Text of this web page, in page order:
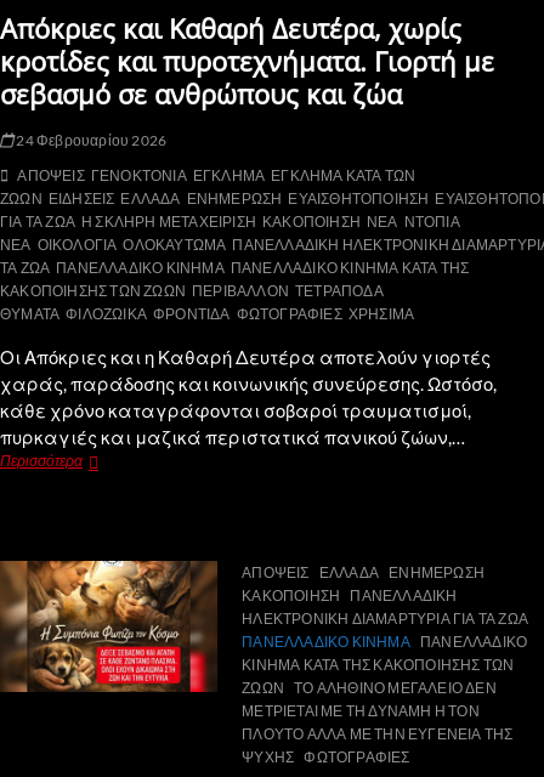
Απόκριες και Καθαρή Δευτέρα, χωρίς
κροτίδες και πυροτεχνήματα. Γιορτή με
σεβασμό σε ανθρώπους και ζώα
24 Φεβρουαρίου 2026
ΑΠΟΨΕΙΣ ΓΕΝΟΚΤΟΝΙΑ ΕΓΚΛΗΜΑ ΕΓΚΛΗΜΑ ΚΑΤΑ ΤΩΝ
ΖΩΩΝ ΕΙΔΗΣΕΙΣ ΕΛΛΑΔΑ ΕΝΗΜΕΡΩΣΗ ΕΥΑΙΣΘΗΤΟΠΟΙΗΣΗ
ΓΙΑ ΤΑ ΖΩΑ Η ΣΚΛΗΡΗ ΜΕΤΑΧΕΙΡΙΣΗ ΚΑΚΟΠΟΙΗΣΗ ΝΕΑ ΝΤΟΠΙΑ
ΝΕΑ ΟΙΚΟΛΟΓΙΑ ΟΛΟΚΑΥΤΩΜΑ ΠΑΝΕΛΛΑΔΙΚΗ ΗΛΕΚΤΡΟΝΙΚΗ
ΤΑ ΖΩΑ ΠΑΝΕΛΛΑΔΙΚΟ ΚΙΝΗΜΑ ΠΑΝΕΛΛΑΔΙΚΟ ΚΙΝΗΜΑ ΚΑΤΑ ΤΗΣ
ΚΑΚΟΠΟΙΗΣΗΣ ΤΩΝ ΖΩΩΝ ΠΕΡΙΒΑΛΛΟΝ ΤΕΤΡΑΠΟΔΑ
ΘΥΜΑΤΑ ΦΙΛΟΖΩΙΚΑ ΦΡΟΝΤΙΔΑ ΦΩΤΟΓΡΑΦΙΕΣ ΧΡΗΣΙΜΑ
Οι Απόκριες και η Καθαρή Δευτέρα αποτελούν γιορτές
χαράς, παράδοσης και κοινωνικής συνεύρεσης. Ωστόσο,
κάθε χρόνο καταγράφονται σοβαροί τραυματισμοί,
πυρκαγιές και μαζικά περιστατικά πανικού ζώων,…
Περισσότερα
ΑΠΟΨΕΙΣ ΕΛΛΑΔΑ ΕΝΗΜΕΡΩΣΗ
ΚΑΚΟΠΟΙΗΣΗ
ΠΑΝΕΛΛΑΔΙΚΗ
ΗΛΕΚΤΡΟΝΙΚΗ ΔΙΑΜΑΡΤΥΡΙΑ ΓΙΑ ΤΑ ΖΩΑ
ΠΑΝΕΛΛΑΔΙΚΟ ΚΙΝΗΜΑ
ΠΑΝΕΛΛΑΔΙΚΟ
ΚΙΝΗΜΑ ΚΑΤΑ ΤΗΣ ΚΑΚΟΠΟΙΗΣΗΣ ΤΩΝ
ΖΩΩΝ
ΤΟ ΑΛΗΘΙΝΟ ΜΕΓΑΛΕΙΟ ΔΕΝ
ΜΕΤΡΙΕΤΑΙ ΜΕ ΤΗ ΔΥΝΑΜΗ Η ΤΟΝ
ΠΛΟΥΤΟ ΑΛΛΑ ΜΕ ΤΗΝ ΕΥΓΕΝΕΙΑ ΤΗΣ
ΨΥΧΗΣ ΦΩΤΟΓΡΑΦΙΕΣ